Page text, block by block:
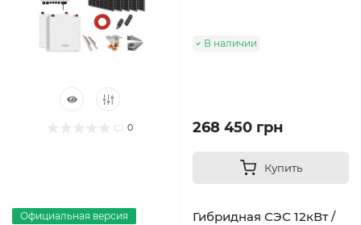
0
В наличии
268 450 грн
Купить
Официальная версия
Гибридная СЭС 12кВт /